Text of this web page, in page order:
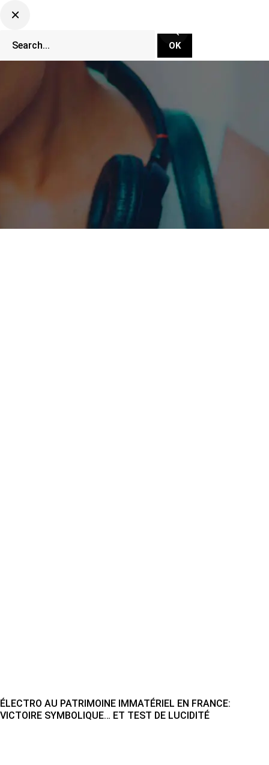
CLUBBING TV NETWORK
ÉLECTRO AU PATRIMOINE IMMATÉRIEL EN FRANCE:
VICTOIRE SYMBOLIQUE… ET TEST DE LUCIDITÉ